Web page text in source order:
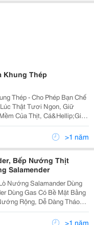
Khung Thép
Thép - Cho Phép Bạn Chế
Thật Tươi Ngon, Giữ
Của Thịt, Cá&Hellip;Giá
- 0975.928.220 Đ/C: Số
Công. Nhận Ship Hàng. Hay
>1 năm
Bếp Nướng Thịt
Salamender
Rộng, Dễ Dàng Tháo
Thuận Tiện Cho Việc Vệ Sinh
Có Thể Dùng Để>1 năm